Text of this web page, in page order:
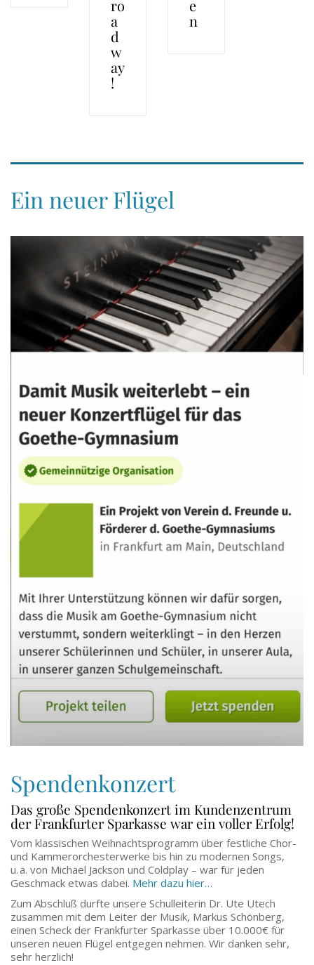
ro
a
d
w
ay
!
e
n
Ein neuer Flügel
Spendenkonzert
Das große Spendenkonzert im Kundenzentrum
der Frankfurter Sparkasse war ein voller Erfolg!
Vom klassischen Weihnachtsprogramm über festliche Chor-
und Kammerorchesterwerke bis hin zu modernen Songs,
u. a. von Michael Jackson und Coldplay – war für jeden
Geschmack etwas dabei. Mehr dazu hier…
Zum Abschluß durfte unsere Schulleiterin Dr. Ute Utech
zusammen mit dem Leiter der Musik, Markus Schönberg,
einen Scheck der Frankfurter Sparkasse über 10.000€ für
unseren neuen Flügel entgegen nehmen. Wir danken sehr,
sehr herzlich!